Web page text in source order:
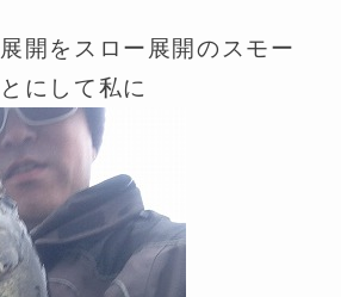
開をスロー展開のスモー
にして私に